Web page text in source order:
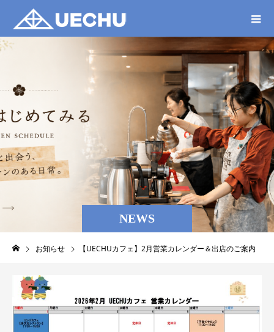
NEWS
お知らせ 【UECHUカフェ】2月営業カレンダー＆出店のご案内